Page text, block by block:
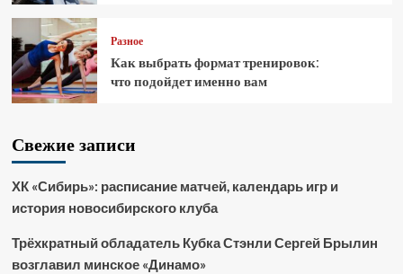
Разное
Как выбрать формат тренировок:
что подойдет именно вам
Свежие записи
ХК «Сибирь»: расписание матчей, календарь игр и
история новосибирского клуба
Трёхкратный обладатель Кубка Стэнли Сергей Брылин
возглавил минское «Динамо»